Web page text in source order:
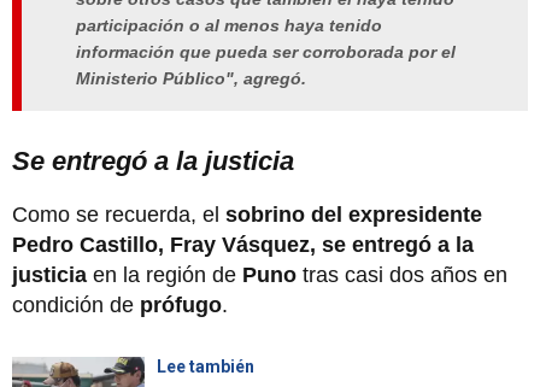
participación o al menos haya tenido
información que pueda ser corroborada por el
Ministerio Público", agregó.
Se entregó a la justicia
Como se recuerda, el sobrino del expresidente
Pedro Castillo, Fray Vásquez, se entregó a la
justicia en la región de Puno tras casi dos años en
condición de prófugo.
Lee también